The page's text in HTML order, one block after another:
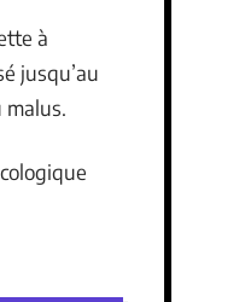
à
jusqu’au
malus.